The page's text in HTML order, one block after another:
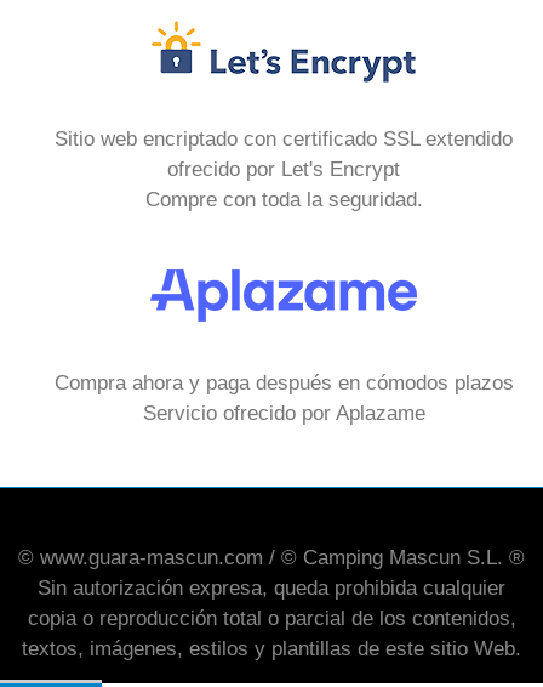
Sitio web encriptado con certificado SSL extendido
ofrecido por Let's Encrypt
Compre con toda la seguridad.
Compra ahora y paga después en cómodos plazos
Servicio ofrecido por Aplazame
© www.guara-mascun.com / © Camping Mascun S.L. ®
Sin autorización expresa, queda prohibida cualquier
copia o reproducción total o parcial de los contenidos,
textos, imágenes, estilos y plantillas de este sitio Web.